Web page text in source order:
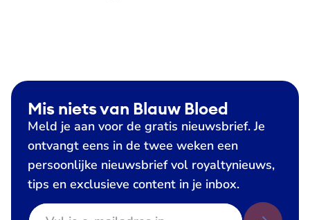
Mis niets van Blauw Bloed
Meld je aan voor de gratis nieuwsbrief. Je
ontvangt eens in de twee weken een
persoonlijke nieuwsbrief vol royaltynieuws,
tips en exclusieve content in je inbox.
E-mailadres